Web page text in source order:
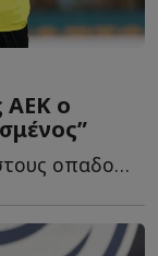
ΑΕΚ ο
Η δέσμευση του Ούγγρου μέσου στους οπαδούς τ...